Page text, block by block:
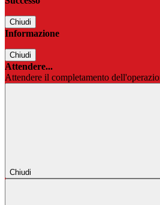
Chiudi
Informazione
Chiudi
Attendere...
Attendere il completamento
Chiudi